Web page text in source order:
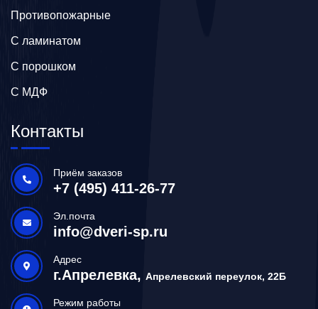
Противопожарные
С ламинатом
С порошком
С МДФ
Контакты
Приём заказов
+7 (495) 411-26-77
Эл.почта
info@dveri-sp.ru
Адрес
г.Апрелевка, Апрелевский переулок, 22Б
Режим работы